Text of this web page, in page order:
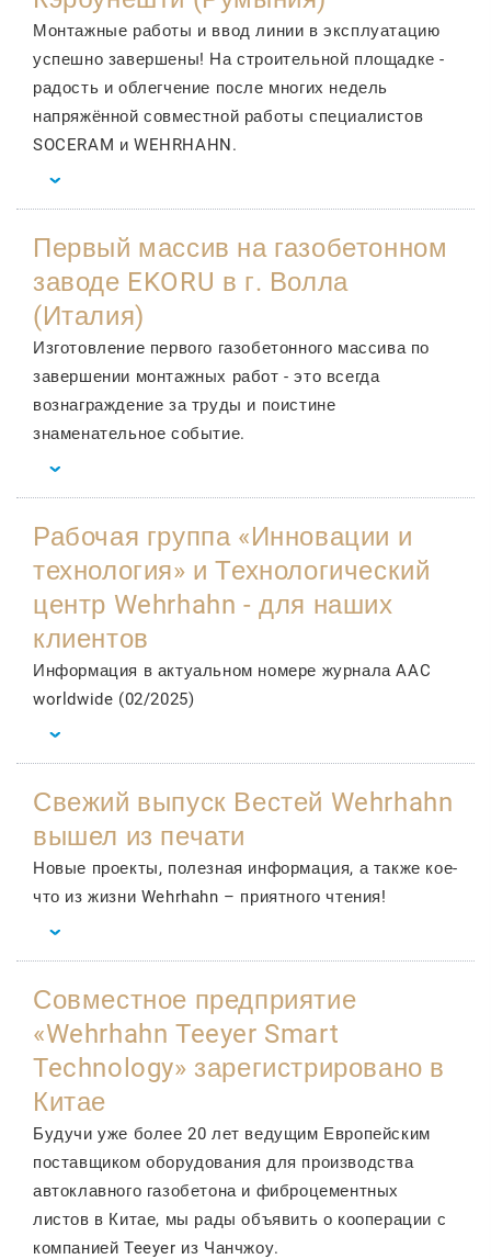
Монтажные работы и ввод линии в эксплуатацию
успешно завершены! На строительной площадке -
радость и облегчение после многих недель
напряжённой совместной работы специалистов
SOCERAM и WEHRHAHN.
Первый массив на газобетонном
заводе EKORU в г. Волла
(Италия)
Изготовление первого газобетонного массива по
завершении монтажных работ - это всегда
вознаграждение за труды и поистине
знаменательное событие.
Рабочая группа «Инновации и
технология» и Технологический
центр Wehrhahn - для наших
клиентов
Информация в актуальном номере журнала AAC
worldwide (02/2025)
Свежий выпуск Вестей Wehrhahn
вышел из печати
Новые проекты, полезная информация, а также кое-
что из жизни Wehrhahn – приятного чтения!
Совместное предприятие
«Wehrhahn Teeyer Smart
Technology» зарегистрировано в
Китае
Будучи уже более 20 лет ведущим Европейским
поставщиком оборудования для производства
автоклавного газобетона и фиброцементных
листов в Китае, мы рады объявить о кооперации с
компанией Teeyer из Чанчжоу.